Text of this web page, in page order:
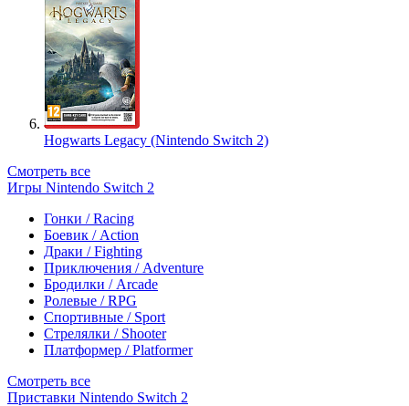
Hogwarts Legacy (Nintendo Switch 2)
Смотреть все
Игры Nintendo Switch 2
Гонки / Racing
Боевик / Action
Драки / Fighting
Приключения / Adventure
Бродилки / Arcade
Ролевые / RPG
Спортивные / Sport
Стрелялки / Shooter
Платформер / Platformer
Смотреть все
Приставки Nintendo Switch 2